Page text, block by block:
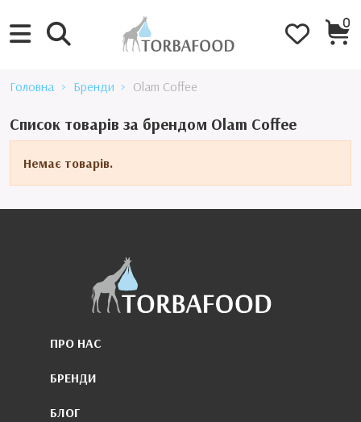
0
Головна Бренди Olam Coffee
Список товарів за брендом Olam Coffee
Немає товарів.
ПРО НАС
БРЕНДИ
БЛОГ